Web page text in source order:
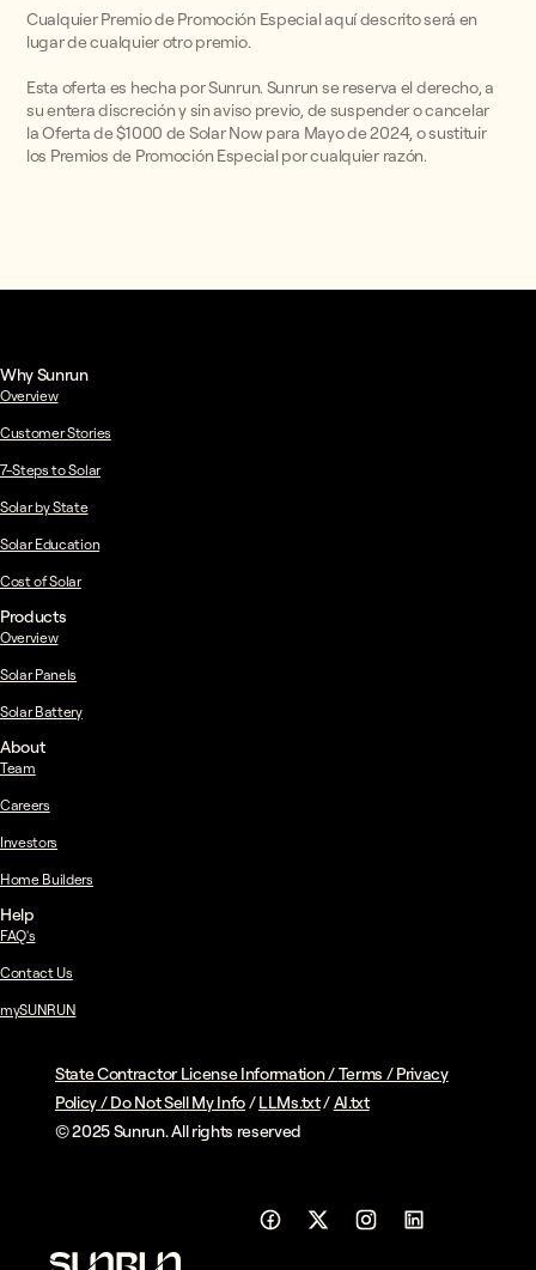
Cualquier Premio de Promoción Especial aquí descrito será en
lugar de cualquier otro premio.
Esta oferta es hecha por Sunrun. Sunrun se reserva el derecho, a
su entera discreción y sin aviso previo, de suspender o cancelar
la Oferta de $1000 de Solar Now para Mayo de 2024, o sustituir
los Premios de Promoción Especial por cualquier razón.
Why Sunrun
Overview
Customer Stories
7-Steps to Solar
Solar by State
Solar Education
Cost of Solar
Products
Overview
Solar Panels
Solar Battery
About
Team
Careers
Investors
Home Builders
Help
FAQ's
Contact Us
mySUNRUN
State Contractor License Information/Terms /Privacy
Policy/Do Not Sell My Info/LLMs.txt/AI.txt
© 2025 Sunrun. All rights reserved